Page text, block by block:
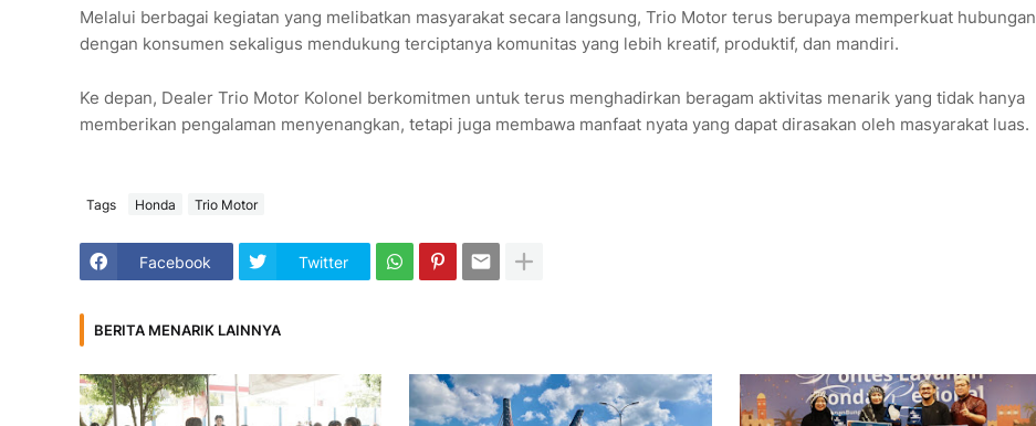
Melalui berbagai kegiatan yang melibatkan masyarakat secara langsung, Trio Motor terus berupaya memperkuat hubungan
dengan konsumen sekaligus mendukung terciptanya komunitas yang lebih kreatif, produktif, dan mandiri.
Ke depan, Dealer Trio Motor Kolonel berkomitmen untuk terus menghadirkan beragam aktivitas menarik yang tidak hanya
memberikan pengalaman menyenangkan, tetapi juga membawa manfaat nyata yang dapat dirasakan oleh masyarakat luas.
Tags Honda Trio Motor
Facebook Twitter
BERITA MENARIK LAINNYA